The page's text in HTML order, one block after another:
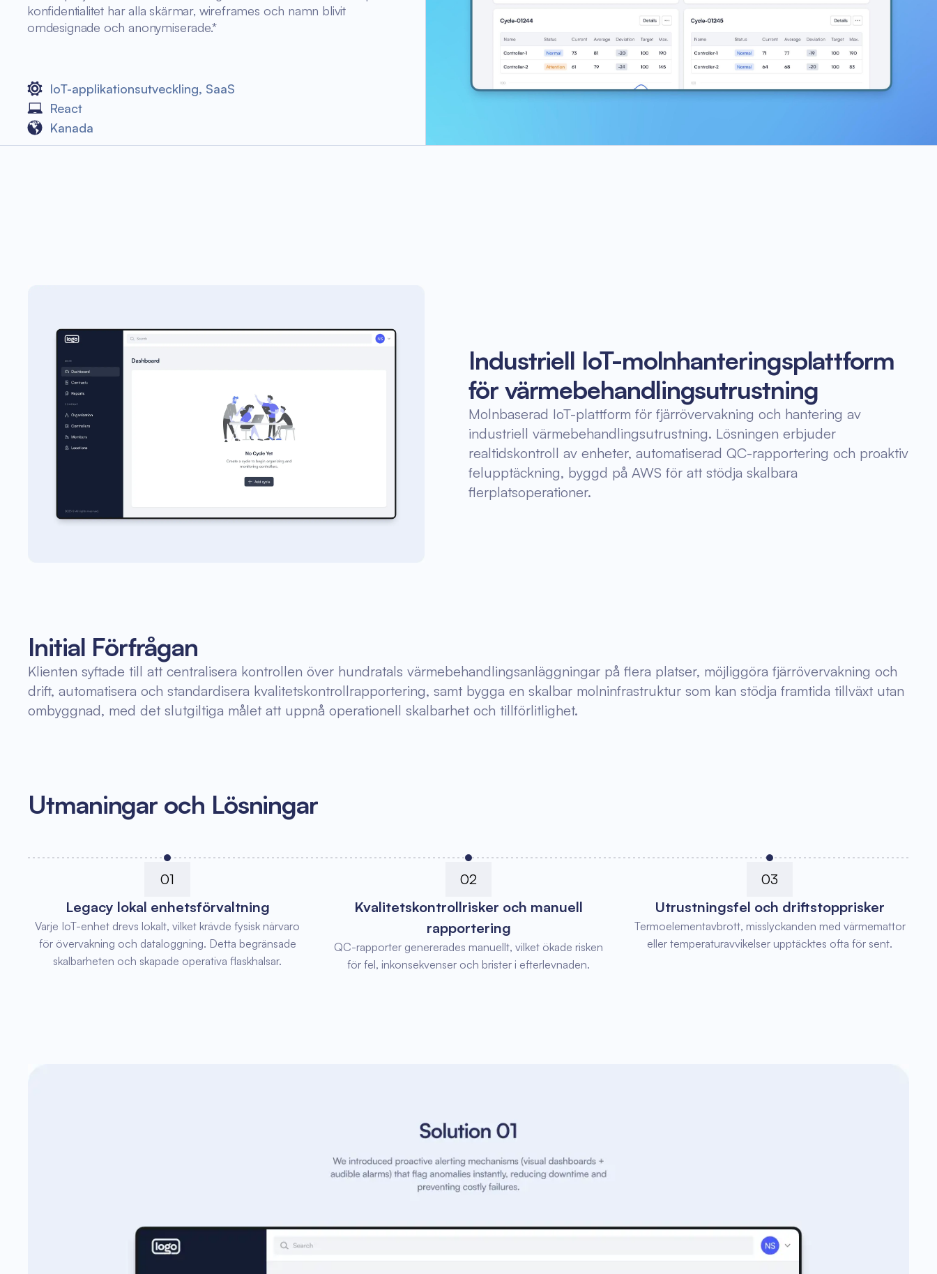
konfidentialitet har alla skärmar, wireframes och namn blivit
omdesignade och anonymiserade.*
IoT-applikationsutveckling, SaaS
React
Kanada
Industriell IoT-molnhanteringsplattform
för värmebehandlingsutrustning
Molnbaserad IoT-plattform för fjärrövervakning och hantering av
industriell värmebehandlingsutrustning. Lösningen erbjuder
realtidskontroll av enheter, automatiserad QC-rapportering och proaktiv
felupptäckning, byggd på AWS för att stödja skalbara
flerplatsoperationer.
Initial Förfrågan
Klienten syftade till att centralisera kontrollen över hundratals värmebehandlingsanläggningar på flera platser, möjliggöra fjärrövervakning och
drift, automatisera och standardisera kvalitetskontrollrapportering, samt bygga en skalbar molninfrastruktur som kan stödja framtida tillväxt utan
ombyggnad, med det slutgiltiga målet att uppnå operationell skalbarhet och tillförlitlighet.
Utmaningar och Lösningar
01
Legacy lokal enhetsförvaltning
Varje IoT-enhet drevs lokalt, vilket krävde fysisk närvaro
för övervakning och dataloggning. Detta begränsade
skalbarheten och skapade operativa flaskhalsar.
02
Kvalitetskontrollrisker och manuell
rapportering
QC-rapporter genererades manuellt, vilket ökade risken
för fel, inkonsekvenser och brister i efterlevnaden.
03
Utrustningsfel och driftstopprisker
Termoelementavbrott, misslyckanden med värmemattor
eller temperaturavvikelser upptäcktes ofta för sent.